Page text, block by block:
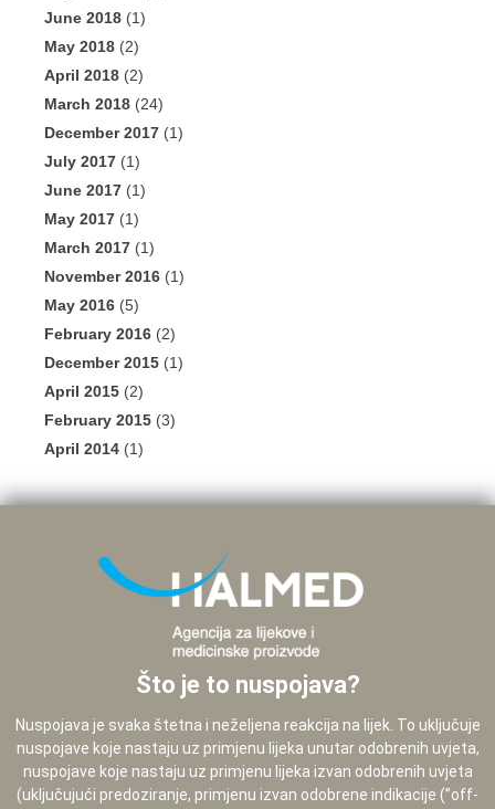
June 2018 (1)
May 2018 (2)
April 2018 (2)
March 2018 (24)
December 2017 (1)
July 2017 (1)
June 2017 (1)
May 2017 (1)
March 2017 (1)
November 2016 (1)
May 2016 (5)
February 2016 (2)
December 2015 (1)
April 2015 (2)
February 2015 (3)
April 2014 (1)
Što je to nuspojava?
Nuspojava je svaka štetna i neželjena reakcija na lijek. To uključuje
nuspojave koje nastaju uz primjenu lijeka unutar odobrenih uvjeta,
nuspojave koje nastaju uz primjenu lijeka izvan odobrenih uvjeta
(uključujući predoziranje, primjenu izvan odobrene indikacije (”off-